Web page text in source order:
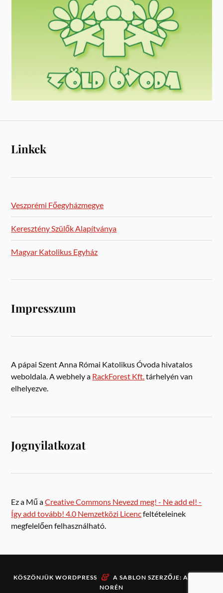
Linkek
Veszprémi Főegyházmegye
Keresztény Szülők Alapítványa
Magyar Katolikus Egyház
Impresszum
A pápai Szent Anna Római Katolikus Óvoda hivatalos
weboldala. A webhely a RackForest Kft.tárhelyén van
elhelyezve.
Jognyilatkozat
Ez a Mű aCreative Commons Nevezd meg! - Ne add el! -
Így add tovább! 4.0 Nemzetközi Licencfeltételeinek
megfelelően felhasználható.
KÖSZÖNJÜK WORDPRESS & A SABLON SZERZŐJE: ANDERS
NORÉN